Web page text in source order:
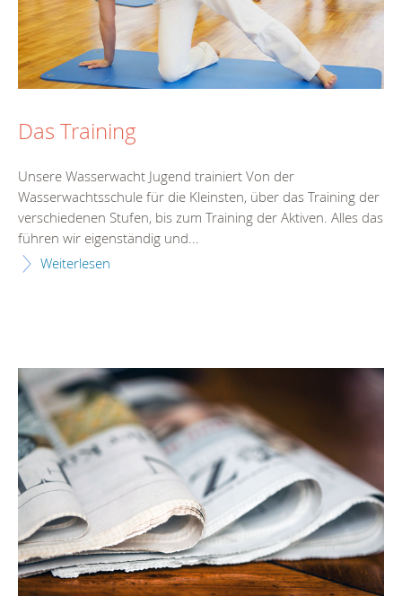
Das Training
Unsere Wasserwacht Jugend trainiert Von der
Wasserwachtsschule für die Kleinsten, über das Training der
verschiedenen Stufen, bis zum Training der Aktiven. Alles das
führen wir eigenständig und...
Weiterlesen